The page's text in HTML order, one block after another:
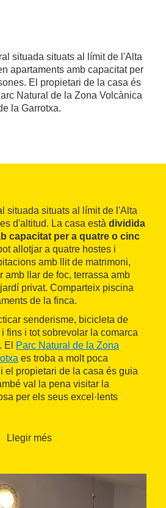
situada situats al límit de l'Alta
apartaments amb capacitat per
El propietari de la casa és
Natural de la Zona Volcànica
la Garrotxa.
situada situats al límit de l'Alta
d'altitud. La casa està dividida
capacitat per a quatre o cinc
allotjar a quatre hostes i
amb llit de matrimoni,
amb llar de foc, terrassa amb
privat. Comparteix piscina
de la finca.
senderisme, bicicleta de
fins i tot sobrevolar la comarca
El
Parc Natural de la Zona
es troba a molt poca
el propietari de la casa és guia
val la pena visitar la
per els seus excel·lents
Llegir més